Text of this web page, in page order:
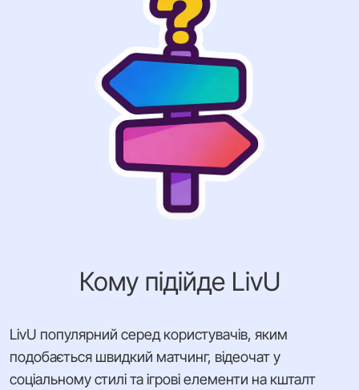
Кому підійде LivU
LivU популярний серед користувачів, яким
подобається швидкий матчинг, відеочат у
соціальному стилі та ігрові елементи на кшталт